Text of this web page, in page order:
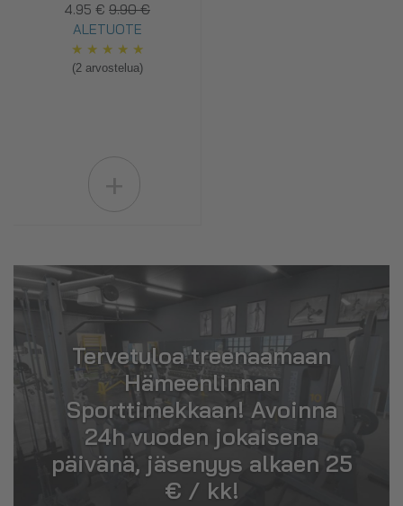
4.95 € 9.90 €
ALETUOTE
★ ★ ★ ★ ★
(2 arvostelua)
Tervetuloa treenaamaan
Hämeenlinnan
Sporttimekkaan! Avoinna
24h vuoden jokaisena
päivänä, jäsenyys alkaen 25
€ / kk!